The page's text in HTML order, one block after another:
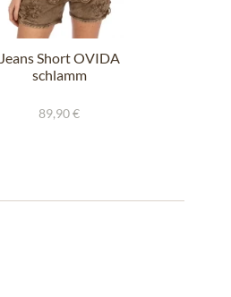
Jeans Short OVIDA
schlamm
89,90 €